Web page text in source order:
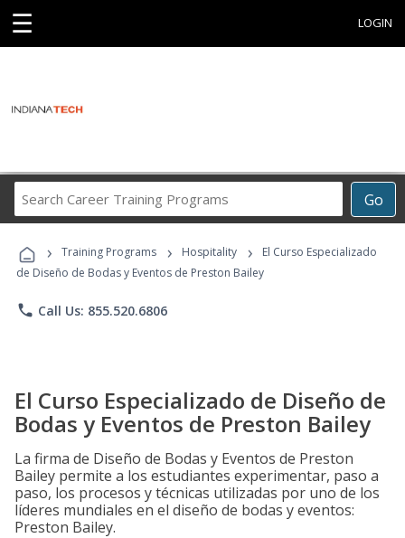
☰ LOGIN
Go
Career
Programs
› Training Programs › Hospitality ›
El Curso Especializado
de Diseño de Bodas y Eventos de Preston Bailey
phone Call Us: 855.520.6806
El Curso Especializado de Diseño de
Bodas y Eventos de Preston Bailey
La firma de Diseño de Bodas y Eventos de Preston
Bailey permite a los estudiantes experimentar, paso a
paso, los procesos y técnicas utilizadas por uno de los
líderes mundiales en el diseño de bodas y eventos:
Preston Bailey.